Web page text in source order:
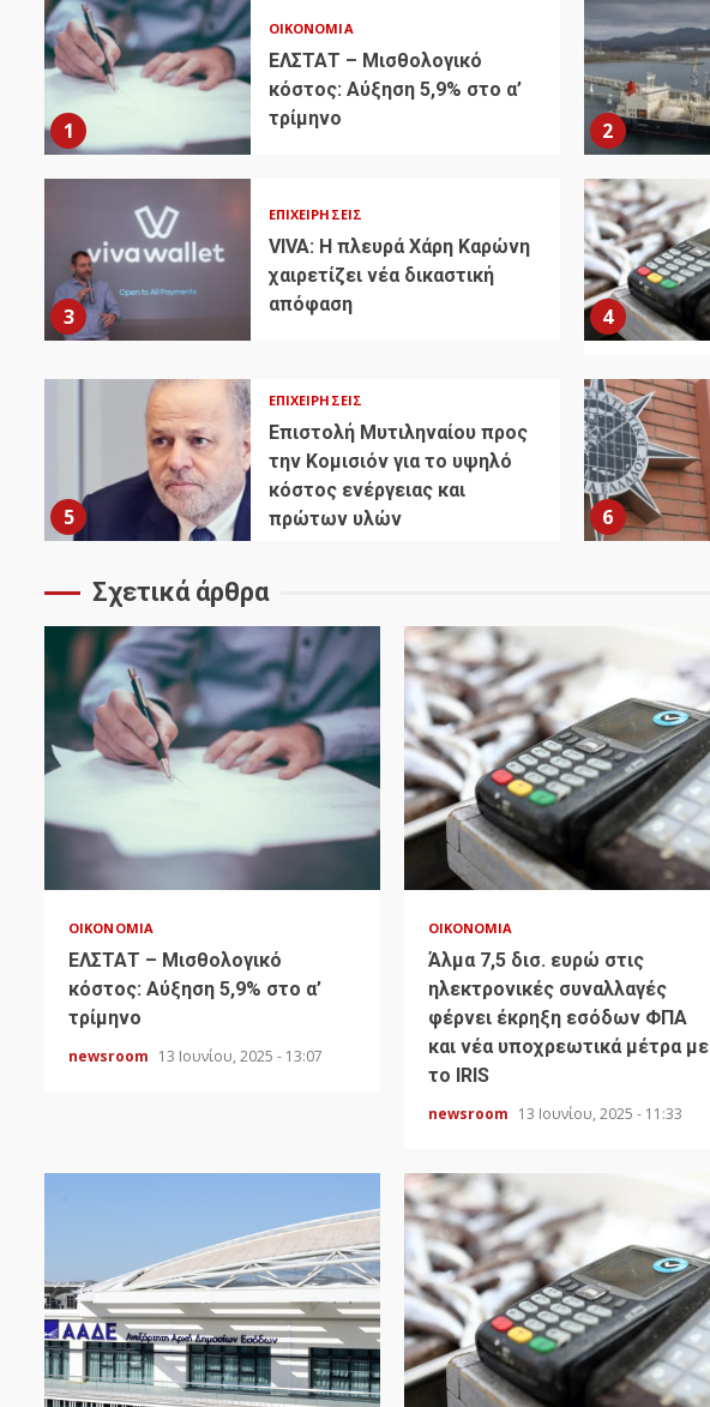
1
ΟΙΚΟΝΟΜΊΑ
ΕΛΣΤΑΤ – Μισθολογικό
κόστος: Αύξηση 5,9% στο α’
τρίμηνο
2
3
ΕΠΙΧΕΙΡΉΣΕΙΣ
VIVA: Η πλευρά Χάρη Καρώνη
χαιρετίζει νέα δικαστική
απόφαση
4
5
ΕΠΙΧΕΙΡΉΣΕΙΣ
Επιστολή Μυτιληναίου προς
την Κομισιόν για το υψηλό
κόστος ενέργειας και
πρώτων υλών
6
Σχετικά άρθρα
ΟΙΚΟΝΟΜΊΑ
ΕΛΣΤΑΤ – Μισθολογικό
κόστος: Αύξηση 5,9% στο α’
τρίμηνο
newsroom 13 Ιουνίου, 2025 - 13:07
ΟΙΚΟΝΟΜΊΑ
Άλμα 7,5 δισ. ευρώ στις
ηλεκτρονικές συναλλαγές
φέρνει έκρηξη εσόδων ΦΠΑ
και νέα υποχρεωτικά μέτρα με
το IRIS
newsroom 13 Ιουνίου, 2025 - 11:33